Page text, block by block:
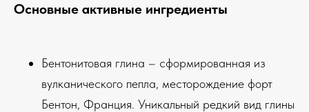
Основные активные ингредиенты
Бентонитовая глина – сформированная из
вулканического пепла, месторождение форт
Бентон, Франция. Уникальный редкий вид глины